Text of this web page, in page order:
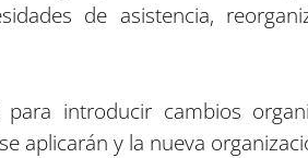
de asistencia,
introducir cambios
aplicarán y la nueva